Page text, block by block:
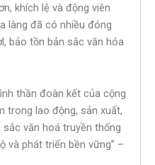
khích lệ và động viên
làng đã có nhiều đóng
bảo tồn bản sắc văn hóa
thần đoàn kết của cộng
trong lao động, sản xuất,
văn hoá truyền thống
và phát triển bền vững” –